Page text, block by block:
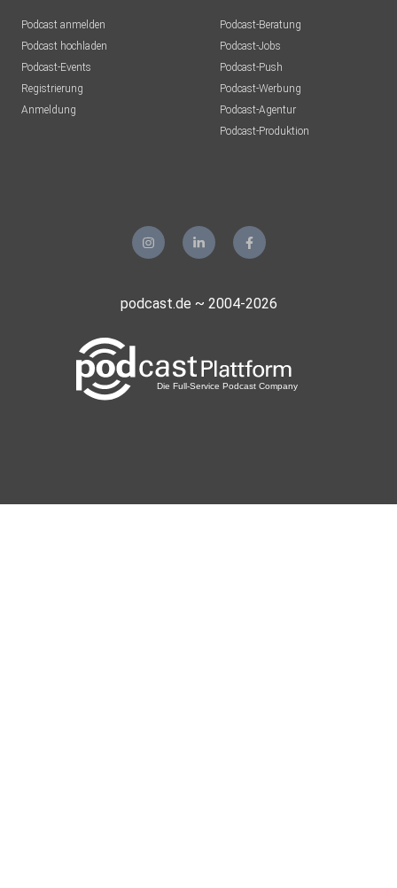
sdexrgbj
draumur
Langenstein
Podcast anmelden
Podcast hochladen
Podcast-Events
Registrierung
Anmeldung
Podcast-Beratung
Podcast-Jobs
Podcast-Push
Podcast-Werbung
Podcast-Agentur
Podcast-Produktion
podcast.de ~ 2004-2026